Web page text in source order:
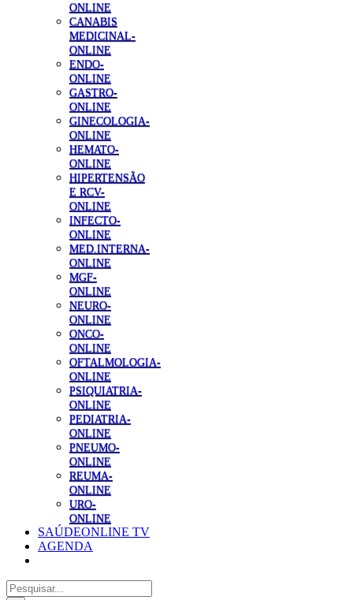
ONLINE
CANABIS
MEDICINAL-
ONLINE
ENDO-
ONLINE
GASTRO-
ONLINE
GINECOLOGIA-
ONLINE
HEMATO-
ONLINE
HIPERTENSÃO
E RCV-
ONLINE
INFECTO-
ONLINE
MED.INTERNA-
ONLINE
MGF-
ONLINE
NEURO-
ONLINE
ONCO-
ONLINE
OFTALMOLOGIA-
ONLINE
PSIQUIATRIA-
ONLINE
PEDIATRIA-
ONLINE
PNEUMO-
ONLINE
REUMA-
ONLINE
URO-
ONLINE
SAÚDEONLINE TV
AGENDA
Pesquisar